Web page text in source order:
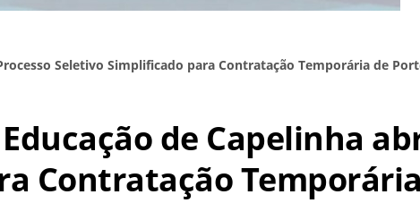
Seletivo Simplificado para Contratação Temporária de
de Capelinha
Contratação